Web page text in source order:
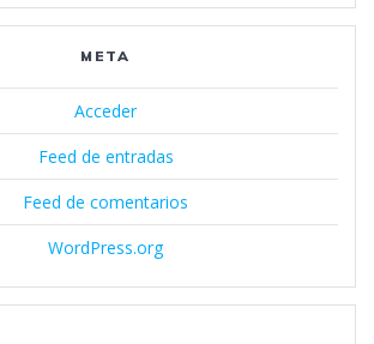
META
Acceder
Feed de entradas
Feed de comentarios
WordPress.org